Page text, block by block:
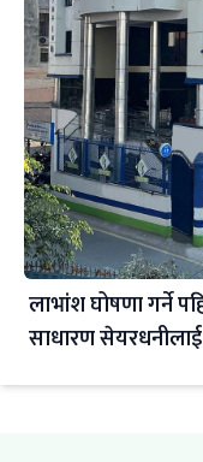
लाभांश घोषणा गर्ने
साधारण